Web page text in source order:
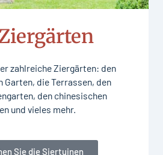
zahlreiche Ziergärten: den
Garten, die Terrassen, den
den chinesischen
und vieles mehr.
Sie die Siertuinen